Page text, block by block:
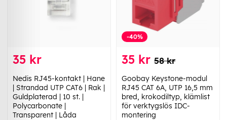
35 kr
Nedis RJ45-kontakt | Hane
| Strandad UTP CAT6 | Rak |
Guldplaterad | 10 st. |
Polycarbonate |
Transparent | Låda
-40%
35 kr 58 kr
Goobay Keystone-modul
RJ45 CAT 6A, UTP 16,5 mm
bred, krokodiltyp, klämlist
för verktygslös IDC-
montering